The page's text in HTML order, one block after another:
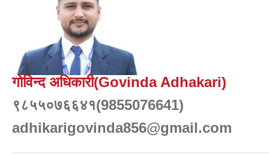
गोविन्द अधिकारी(Govinda Adhakari)
९८५५०७६६४१(9855076641)
adhikarigovinda856@gmail.com